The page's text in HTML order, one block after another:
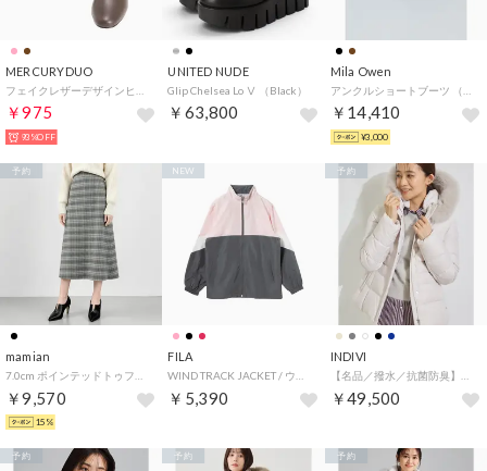
MERCURYDUO
￥975
93%OFF
UNITED NUDE
Glip Chelsea Lo Ⅴ （Black）
￥63,800
Mila Owen
￥14,410
¥3,000
mamian
￥9,570
予約
15%
FILA
￥5,390
NEW
INDIVI
￥49,500
予約
予約 予約 予約